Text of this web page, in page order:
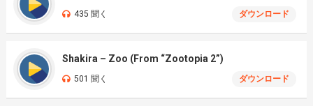
435 聞く ダウンロード
Shakira – Zoo (From “Zootopia 2”)
501 聞く ダウンロード